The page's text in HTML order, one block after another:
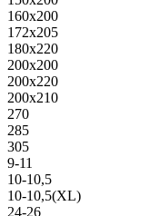
160х200
172х205
180х220
200х200
200х220
200х210
270
285
305
9-11
10-10,5
10-10,5(XL)
24-26